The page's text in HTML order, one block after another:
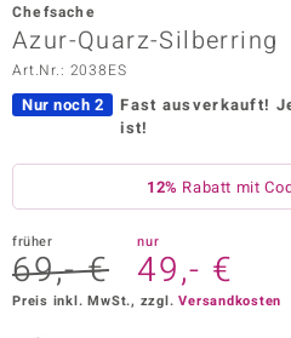
Vogue
Paraíso
Chefsache
Azur-Quarz-Silberring
Art.Nr.: 2038ES
Nur noch 2 Fast ausverkauft!
ist!
12% Rabatt mit
früher
69,- €
nur
49,- €
Preis inkl. MwSt., zzgl.Versandkosten